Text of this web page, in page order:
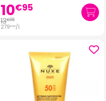
10€95
13€95
279€00/l.